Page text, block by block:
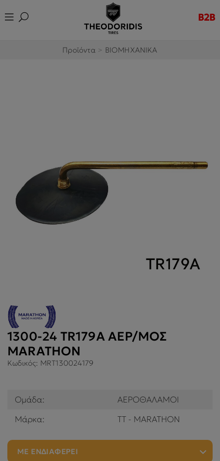
B2B
Προϊόντα > ΒΙΟΜΗΧΑΝΙΚΑ
1300-24 TR179A ΑΕΡ/ΜΟΣ
MARATHON
Κωδικός: MRT130024179
Ομάδα:
ΑΕΡΟΘΑΛΑΜΟΙ
Μάρκα:
TT - MARATHON
ΜΕ ΕΝΔΙΑΦΕΡΕΙ